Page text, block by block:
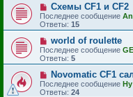
Схемы CF1 и СF2
Последнее сообщение
Ответы: 15
world of roulette
Последнее сообщение
Ответы: 5
Novomatic CF1
Последнее сообщение Ну
Ответы: 24